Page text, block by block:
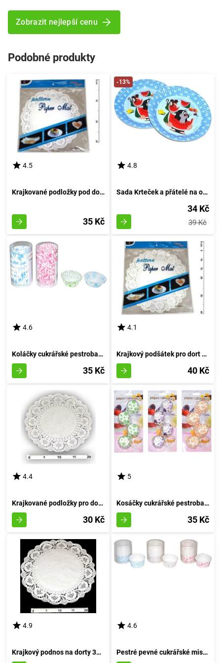
Zobrazit nejlepší cenu
Podobné produkty
4.5
Krajkované podložky pod dort o průměru 29 cm, balení 8 kusů
35 Kč
-13%
4.8
Sada Krteček a přátelé na oslavu 6 kusů, průměr 18 cm
34 Kč
39 Kč
4.6
Koláčky cukrářské pestrobarevné 6 cm (pr.3 cm, v.1,5 cm) - 200 kousků
35 Kč
4.1
Krajkový podšátek pro dort 36cm 8 kusů
40 Kč
4.4
Krajkované podložky pro dorty 24 cm 8 kusů
30 Kč
5
Kosáčky cukrářské pestrobarevné 8 centimetrů (průměr 4 centimetry, výška 2 centimetry) - balení 100 kusů
35 Kč
4.9
Krajkový podnos na dorty 32 cm s 8 kusy
4.6
Pestré pevné cukrářské misky (průměr 7,5 cm, výška 4 cm) - balení 25 kusů